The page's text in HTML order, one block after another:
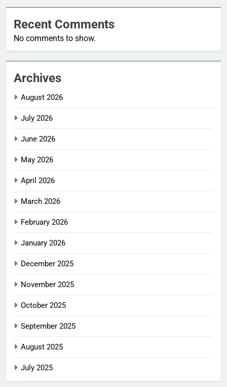
Recent Comments
No comments to show.
Archives
August 2026
July 2026
June 2026
May 2026
April 2026
March 2026
February 2026
January 2026
December 2025
November 2025
October 2025
September 2025
August 2025
July 2025